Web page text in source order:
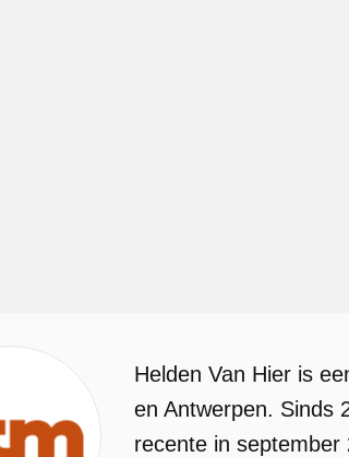
Helden Van Hier is
en Antwerpen. Sinds
recente in september